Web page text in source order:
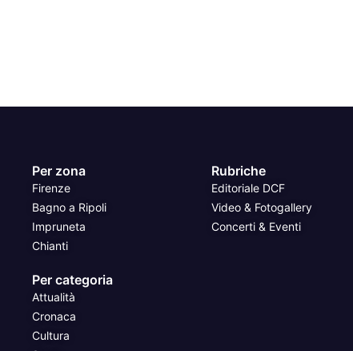
Per zona
Firenze
Bagno a Ripoli
Impruneta
Chianti
Per categoria
Attualità
Cronaca
Cultura
Rubriche
Editoriale DCF
Video & Fotogallery
Concerti & Eventi